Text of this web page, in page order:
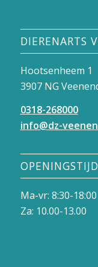
DIERENARTS
Hootsenheem 1
3907 NG
0318-268000
info@dz-
Ma-vr: 8:30-18:00
Za: 10.00-13.00